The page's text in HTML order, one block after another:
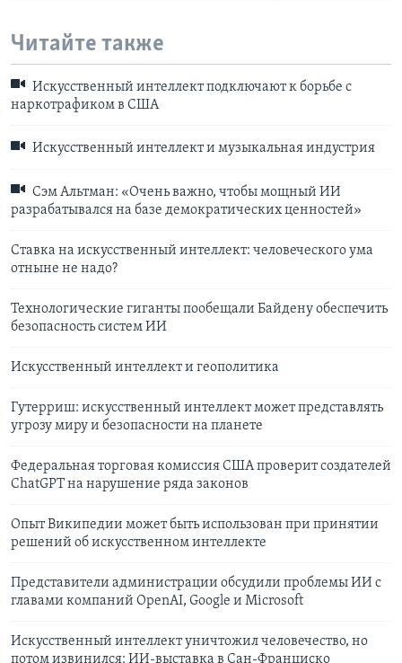
Читайте также
Искусственный интеллект подключают к борьбе с
наркотрафиком в США
Искусственный интеллект и музыкальная индустрия
Сэм Альтман: «Очень важно, чтобы мощный ИИ
разрабатывался на базе демократических ценностей»
Ставка на искусственный интеллект: человеческого ума
отныне не надо?
Технологические гиганты пообещали Байдену обеспечить
безопасность систем ИИ
Искусственный интеллект и геополитика
Гутерриш: искусственный интеллект может представлять
угрозу миру и безопасности на планете
Федеральная торговая комиссия США проверит создателей
ChatGPT на нарушение ряда законов
Опыт Википедии может быть использован при принятии
решений об искусственном интеллекте
Представители администрации обсудили проблемы ИИ с
главами компаний OpenAI, Google и Microsoft
Искусственный интеллект уничтожил человечество, но
потом извинился: ИИ-выставка в Сан-Франциско